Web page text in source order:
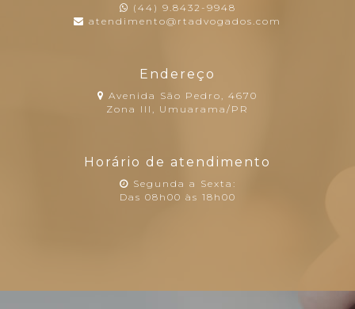
(44) 9.8432-9948
atendimento@rtadvogados.com
Endereço
Avenida São Pedro, 4670
Zona III, Umuarama/PR
Horário de atendimento
Segunda a Sexta:
Das 08h00 às 18h00